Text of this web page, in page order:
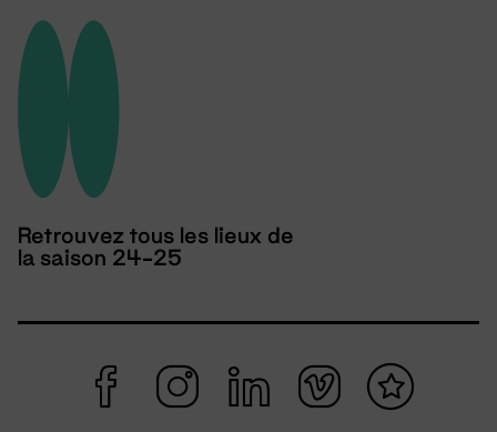
Retrouvez tous les lieux de
la saison 24-25